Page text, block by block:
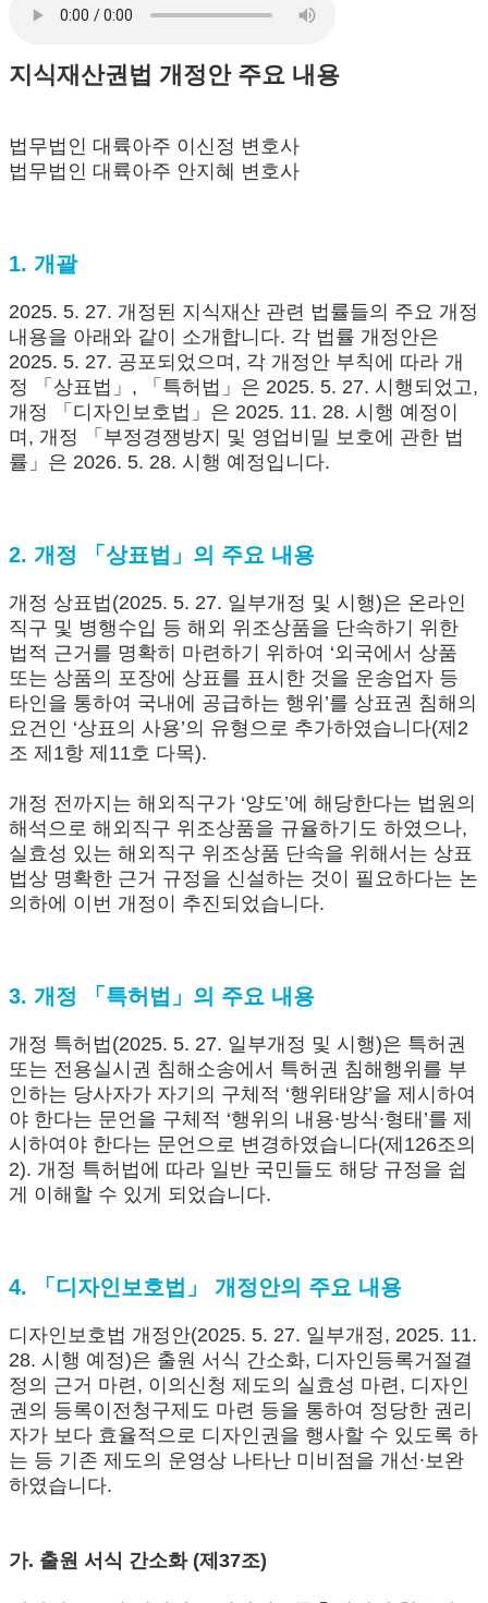
지식재산권법 개정안 주요 내용
법무법인 대륙아주 이신정 변호사
법무법인 대륙아주 안지혜 변호사
1. 개괄
2025. 5. 27. 개정된 지식재산 관련 법률들의 주요 개정
내용을 아래와 같이 소개합니다. 각 법률 개정안은
2025. 5. 27. 공포되었으며, 각 개정안 부칙에 따라 개
정 「상표법」, 「특허법」은 2025. 5. 27. 시행되었고,
개정 「디자인보호법」은 2025. 11. 28. 시행 예정이
며, 개정 「부정경쟁방지 및 영업비밀 보호에 관한 법
률」은 2026. 5. 28. 시행 예정입니다.
2. 개정 「상표법」의 주요 내용
개정 상표법(2025. 5. 27. 일부개정 및 시행)은 온라인
직구 및 병행수입 등 해외 위조상품을 단속하기 위한
법적 근거를 명확히 마련하기 위하여 ‘외국에서 상품
또는 상품의 포장에 상표를 표시한 것을 운송업자 등
타인을 통하여 국내에 공급하는 행위’를 상표권 침해의
요건인 ‘상표의 사용’의 유형으로 추가하였습니다(제2
조 제1항 제11호 다목).
개정 전까지는 해외직구가 ‘양도’에 해당한다는 법원의
해석으로 해외직구 위조상품을 규율하기도 하였으나,
실효성 있는 해외직구 위조상품 단속을 위해서는 상표
법상 명확한 근거 규정을 신설하는 것이 필요하다는 논
의하에 이번 개정이 추진되었습니다.
3. 개정 「특허법」의 주요 내용
개정 특허법(2025. 5. 27. 일부개정 및 시행)은 특허권
또는 전용실시권 침해소송에서 특허권 침해행위를 부
인하는 당사자가 자기의 구체적 ‘행위태양’을 제시하여
야 한다는 문언을 구체적 ‘행위의 내용∙방식∙형태’를 제
시하여야 한다는 문언으로 변경하였습니다(제126조의
2). 개정 특허법에 따라 일반 국민들도 해당 규정을 쉽
게 이해할 수 있게 되었습니다.
4. 「디자인보호법」 개정안의 주요 내용
디자인보호법 개정안(2025. 5. 27. 일부개정, 2025. 11.
28. 시행 예정)은 출원 서식 간소화, 디자인등록거절결
정의 근거 마련, 이의신청 제도의 실효성 마련, 디자인
권의 등록이전청구제도 마련 등을 통하여 정당한 권리
자가 보다 효율적으로 디자인권을 행사할 수 있도록 하
는 등 기존 제도의 운영상 나타난 미비점을 개선∙보완
하였습니다.
가. 출원 서식 간소화 (제37조)